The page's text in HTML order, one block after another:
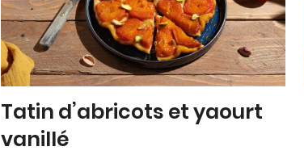
Tatin d’abricots et yaourt
vanillé